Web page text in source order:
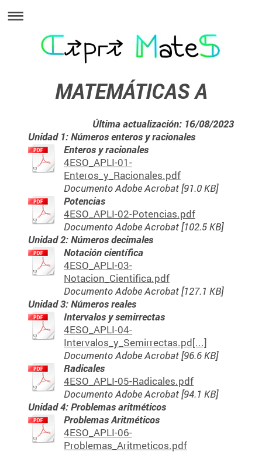
MATEMÁTICAS A
Última actualización: 16/08/2023
Unidad 1: Números enteros y racionales
Enteros y racionales
4ESO_APLI-01-
Enteros_y_Racionales.pdf
Documento Adobe Acrobat [91.0 KB]
Potencias
4ESO_APLI-02-Potencias.pdf
Documento Adobe Acrobat [102.5 KB]
Unidad 2: Números decimales
Notación científica
4ESO_APLI-03-
Notacion_Cientifica.pdf
Documento Adobe Acrobat [127.1 KB]
Unidad 3: Números reales
Intervalos y semirrectas
4ESO_APLI-04-
Intervalos_y_Semirrectas.pd[...]
Documento Adobe Acrobat [96.6 KB]
Radicales
4ESO_APLI-05-Radicales.pdf
Documento Adobe Acrobat [94.1 KB]
Unidad 4: Problemas aritméticos
Problemas Aritméticos
4ESO_APLI-06-
Problemas_Aritmeticos.pdf